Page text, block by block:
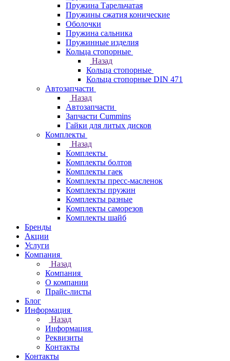
Пружина Тарельчатая
Пружины сжатия конические
Оболочки
Пружина сальника
Пружинные изделия
Кольца стопорные
Назад
Кольца стопорные
Кольца стопорные DIN 471
Автозапчасти
Назад
Автозапчасти
Запчасти Cummins
Гайки для литых дисков
Комплекты
Назад
Комплекты
Комплекты болтов
Комплекты гаек
Комплекты пресс-масленок
Комплекты пружин
Комплекты разные
Комплекты саморезов
Комплекты шайб
Бренды
Акции
Услуги
Компания
Назад
Компания
О компании
Прайс-листы
Блог
Информация
Назад
Информация
Реквизиты
Контакты
Контакты